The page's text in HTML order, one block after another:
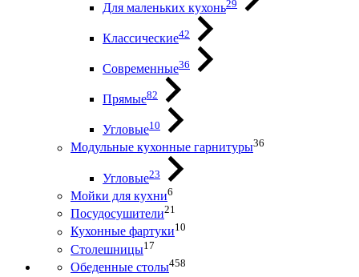
Для маленьких кухонь29
Классические42
Современные36
Прямые82
Угловые10
Модульные кухонные гарнитуры36
Угловые23
Мойки для кухни6
Посудосушители21
Кухонные фартуки10
Столешницы17
Обеденные столы458